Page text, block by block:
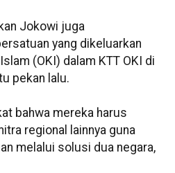
Jokowi juga
yang dikeluarkan
(OKI) dalam KTT OKI di
pekan lalu.
bahwa mereka harus
regional lainnya guna
melalui solusi dua negara,